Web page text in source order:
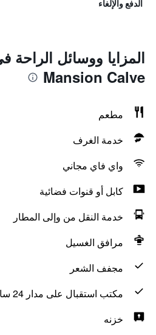
الدفع والإلغاء
Mansion Calve
مطعم
خدمة الغرف
واي فاي مجاني
كابل أو قنوات فضائية
خدمة النقل من وإلى المطار
مرافق الغسيل
مجفف الشعر
مكتب استقبال على مدار 24 ساعة
خزنه